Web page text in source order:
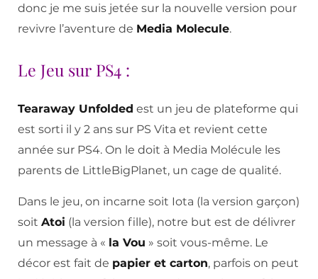
donc je me suis jetée sur la nouvelle version pour
revivre l’aventure de Media Molecule.
Le Jeu sur PS4 :
Tearaway Unfolded est un jeu de plateforme qui
est sorti il y 2 ans sur PS Vita et revient cette
année sur PS4. On le doit à Media Molécule les
parents de LittleBigPlanet, un cage de qualité.
Dans le jeu, on incarne soit Iota (la version garçon)
soit Atoi (la version fille), notre but est de délivrer
un message à « la Vou » soit vous-même. Le
décor est fait de papier et carton, parfois on peut